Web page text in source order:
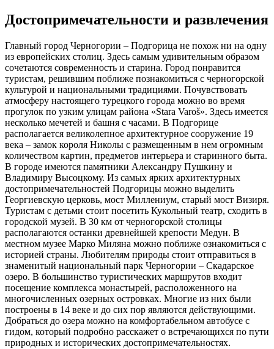
Достопримечательности и развлечения
Главный город Черногории – Подгорица не похож ни на одну
из европейских столиц. Здесь самым удивительным образом
сочетаются современность и старина. Город понравится
туристам, решившим поближе познакомиться с черногорской
культурой и национальными традициями. Почувствовать
атмосферу настоящего турецкого города можно во время
прогулок по узким улицам района «Stara Varoš». Здесь имеется
несколько мечетей и башня с часами. В Подгорице
располагается великолепное архитектурное сооружение 19
века – замок короля Николы с размещенным в нем огромным
количеством картин, предметов интерьера и старинного быта.
В городе имеются памятники Александру Пушкину и
Владимиру Высоцкому. Из самых ярких архитектурных
достопримечательностей Подгорицы можно выделить
Георгиевскую церковь, мост Миллениум, старый мост Визиря.
Туристам с детьми стоит посетить Кукольный театр, сходить в
городской музей. В 30 км от черногорской столицы
располагаются останки древнейшей крепости Медун. В
местном музее Марко Миляна можно поближе ознакомиться с
историей страны. Любителям природы стоит отправиться в
знаменитый национальный парк Черногории – Скадарское
озеро. В большинство туристических маршрутов входит
посещение комплекса монастырей, расположенного на
многочисленных озерных островках. Многие из них были
построены в 14 веке и до сих пор являются действующими.
Добраться до озера можно на комфортабельном автобусе с
гидом, который подробно расскажет о встречающихся по пути
природных и исторических достопримечательностях.